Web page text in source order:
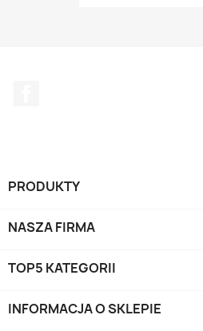
PRODUKTY
NASZA FIRMA
TOP5 KATEGORII
INFORMACJA O SKLEPIE